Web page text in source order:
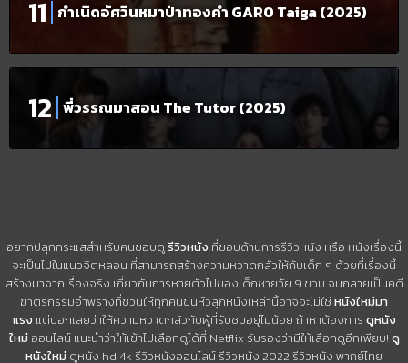
กำเนิดอัศวินหมาป่าทองคำ GARO Taiga (2025)
พี่วรรณมาสอน The Tutor (2025)
อยากปลุกกระแสสำหรับคนชอบดูรีวิวหนัง ที่ชอบด้านการรีวิวหนัง หรือ หนังเรื่องนี้
จะเป็นไปในแนวจิตหลอน ที่สามารถสร้างความหวาดกลัวให้กับเด็ก ๆ ด้วยที่เรื่องนี้
สร้างมาจากเรื่องจริง เกี่ยวกับการหายตัวไปของเด็กชายวัย 9 ขวบ จนกลายเป็นคดี
ฆาตรกรรมอำพรางที่ชวนให้ทุกคนขนหัวลุกหนังเหล่านี้อาจจะไม่ใช่ หนังใหม่มา
แรง แต่บอกเลยว่าให้ความหวาดกลัวกับผู้ที่รับชมอยู่ไม่น้อย ถ้าหาต้องการ ดูหนัง
ใหม่ ออนไลน์ แนะนำว่าให้เข้าไปเลือกดูได้ที่ Netflix รับรองว่ามีให้เลือกดูอีกเพียบ! ดู
หนังใหม่ ดูหนัง hd 4k รีวิวหนังออนไลน์ รีวิวหนัง 2022 รีวิวหนัง พากย์ไทย